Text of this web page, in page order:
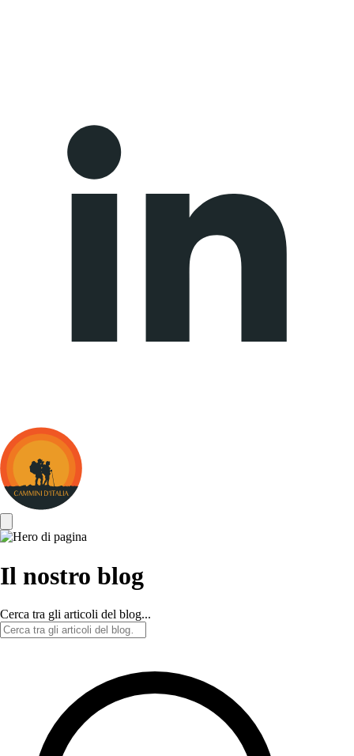
Cammini
d&#039;Italia
Il nostro blog
Cerca tra gli articoli del blog...